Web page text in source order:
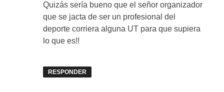
Quizás sería bueno que el señor organizador
que se jacta de ser un profesional del
deporte corriera alguna UT para que supiera
lo que es!!
RESPONDER